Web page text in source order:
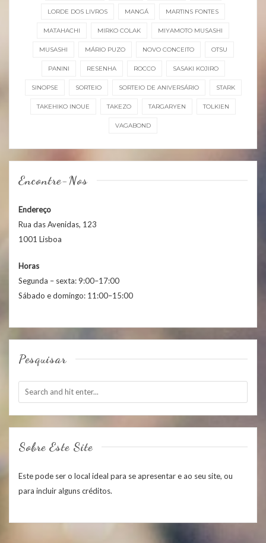
LORDE DOS LIVROS MANGÁ MARTINS FONTES
MATAHACHI MIRKO COLAK MIYAMOTO MUSASHI
MUSASHI MÁRIO PUZO NOVO CONCEITO OTSU
PANINI RESENHA ROCCO SASAKI KOJIRO
SINOPSE SORTEIO SORTEIO DE ANIVERSÁRIO STARK
TAKEHIKO INOUE TAKEZO TARGARYEN TOLKIEN
VAGABOND
Encontre-Nos
Endereço
Rua das Avenidas, 123
1001 Lisboa
Horas
Segunda – sexta: 9:00–17:00
Sábado e domingo: 11:00–15:00
Pesquisar
Sobre Este Site
Este pode ser o local ideal para se apresentar e ao seu site, ou
para incluir alguns créditos.